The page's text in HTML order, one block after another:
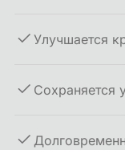
Улучшается
Сохраняется